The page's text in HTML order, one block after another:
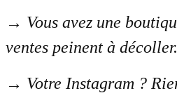
→ Vous avez une
ventes peinent à décoller.
→ Votre Instagram ?